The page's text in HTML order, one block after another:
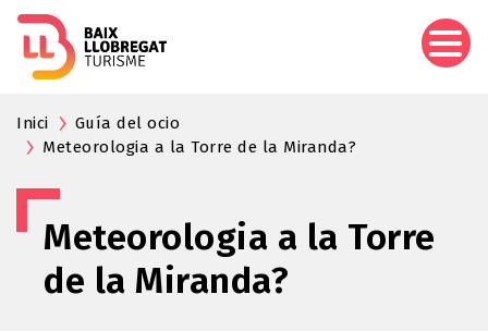
Inici
Guía del ocio
Meteorologia a la Torre de la Miranda?
Meteorologia a la Torre
de la Miranda?